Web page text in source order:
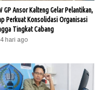
GP Ansor Kalteng Gelar Pelantikan,
Perkuat Konsolidasi Organisasi
Tingkat Cabang
4 hari ago